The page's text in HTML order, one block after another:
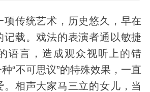
传统艺术， 历史悠久，早在
记载。戏法的表演者通以敏捷
语言，造成观众视听上的错
“不可思议”的特殊效果，一直
。相声大家马三立的女儿，当